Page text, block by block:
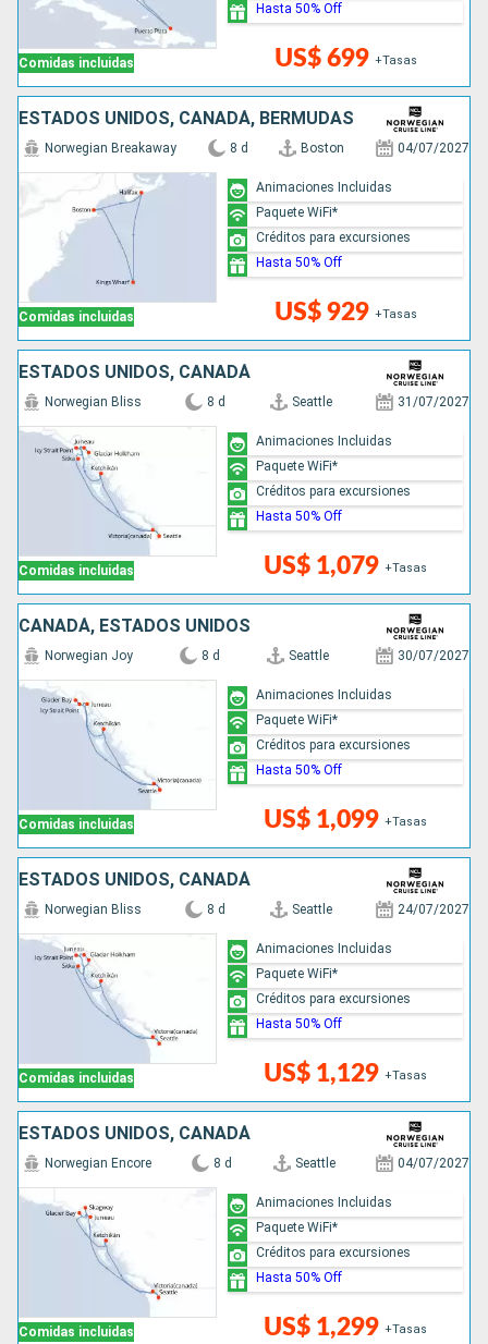
Comidas incluidas US$ 699 +Tasas
Hasta 50% Off
ESTADOS UNIDOS, CANADÁ, BERMUDAS
Comidas incluidas
Norwegian Breakaway 8 d Boston 04/07/2027
US$ 929 +Tasas
Animaciones Incluidas
Paquete WiFi*
Créditos para excursiones
Hasta 50% Off
ESTADOS UNIDOS, CANADÁ
Comidas incluidas
Norwegian Bliss 8 d Seattle 31/07/2027
US$ 1,079 +Tasas
Animaciones Incluidas
Paquete WiFi*
Créditos para excursiones
Hasta 50% Off
CANADÁ, ESTADOS UNIDOS
Comidas incluidas
Norwegian Joy 8 d Seattle 30/07/2027
US$ 1,099 +Tasas
Animaciones Incluidas
Paquete WiFi*
Créditos para excursiones
Hasta 50% Off
ESTADOS UNIDOS, CANADÁ
Comidas incluidas
Norwegian Bliss 8 d Seattle 24/07/2027
US$ 1,129 +Tasas
Animaciones Incluidas
Paquete WiFi*
Créditos para excursiones
Hasta 50% Off
ESTADOS UNIDOS, CANADÁ
Comidas incluidas
Norwegian Encore 8 d Seattle 04/07/2027
US$ 1,299 +Tasas
Animaciones Incluidas
Paquete WiFi*
Créditos para excursiones
Hasta 50% Off